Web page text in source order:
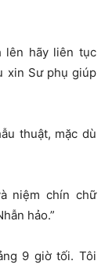
lên hãy liên tục
xin Sư phụ giúp
thuật, mặc dù
niệm chín chữ
hảo.”
9 giờ tối. Tôi